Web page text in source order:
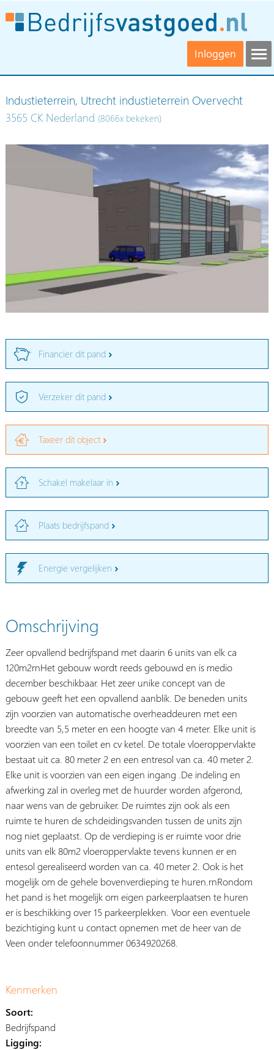
Inloggen
Industieterrein, Utrecht industieterrein Overvecht
3565 CK Nederland (8066x bekeken)
Financier dit pand
Verzeker dit pand
Taxeer dit object
Schakel makelaar in
Plaats bedrijfspand
Energie vergelijken
Omschrijving
Zeer opvallend bedrijfspand met daarin 6 units van elk ca
120m2rnHet gebouw wordt reeds gebouwd en is medio
december beschikbaar. Het zeer unike concept van de
gebouw geeft het een opvallend aanblik. De beneden units
zijn voorzien van automatische overheaddeuren met een
breedte van 5,5 meter en een hoogte van 4 meter. Elke unit is
voorzien van een toilet en cv ketel. De totale vloeroppervlakte
bestaat uit ca. 80 meter 2 en een entresol van ca. 40 meter 2.
Elke unit is voorzien van een eigen ingang .De indeling en
afwerking zal in overleg met de huurder worden afgerond,
naar wens van de gebruiker. De ruimtes zijn ook als een
ruimte te huren de schdeidingsvanden tussen de units zijn
nog niet geplaatst. Op de verdieping is er ruimte voor drie
units van elk 80m2 vloeroppervlakte tevens kunnen er en
entesol gerealiseerd worden van ca. 40 meter 2. Ook is het
mogelijk om de gehele bovenverdieping te huren.rnRondom
het pand is het mogelijk om eigen parkeerplaatsen te huren
er is beschikking over 15 parkeerplekken. Voor een eventuele
bezichtiging kunt u contact opnemen met de heer van de
Veen onder telefoonnummer 0634920268.
Kenmerken
Soort:
Bedrijfspand
Ligging: